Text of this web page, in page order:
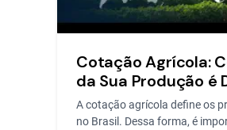
Cotação Agrícola:
da Sua Produção é
A cotação agrícola define os
no Brasil. Dessa forma, é